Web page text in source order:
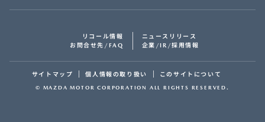
リコール情報
ニュースリリース
お問合せ先/FAQ
企業/IR/採用情報
サイトマップ 個人情報の取り扱い このサイトについて
© MAZDA MOTOR CORPORATION ALL RIGHTS RESERVED.